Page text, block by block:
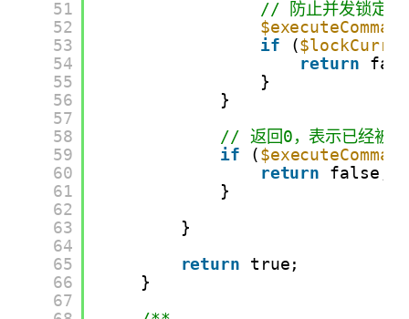
51
52
53
54
55
56
57
58
59
60
61
62
63
64
65
66
67
// 防止并发锁定，
if
(
return
}
}
// 返回0，表示已经被其
if
(
return
false;
}
}
return
true;
}